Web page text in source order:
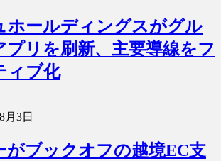
ホールディングスがグル
プリを刷新、主要導線をフ
ィブ化
月3日
がブックオフの越境EC支